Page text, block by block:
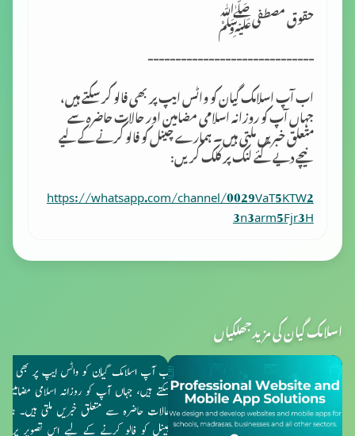
حقوق مصطفیﷺ
------------------------------
اب آپ اسلامک گِیان کو واٹس ایپ پر بھی فالو کر سکتے ہیں،
جہاں آپ کو روزانہ اسلامی مضامین اور حالات حاضرہ سے
متعلق خبریں ملتی ہیں۔ ہمارے چینل کو فالو کرنے کے لیے
نیچے دیے گئے لنک پر کلک کریں:
https://whatsapp.com/channel/0029VaT5KTW2
3n3arm5Fjr3H
اسلامک گیان کی مزید جھلکیاں